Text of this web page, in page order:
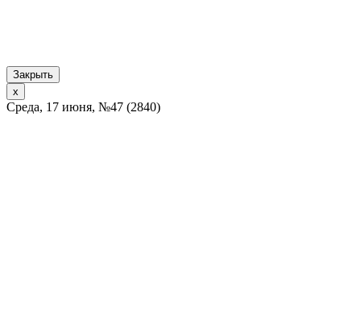
Закрыть
x
Среда, 17 июня, №47 (2840)